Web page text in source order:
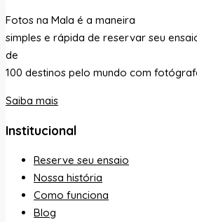
Fotos na Mala é a maneira
simples e rápida de reservar seu
de
100 destinos pelo mundo com
Saiba mais
Institucional
Reserve seu ensaio
Nossa história
Como funciona
Blog